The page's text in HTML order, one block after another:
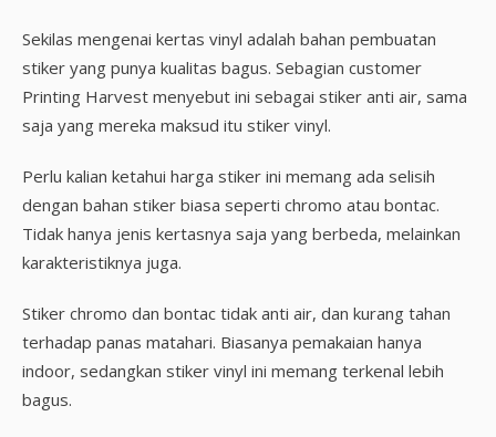
Sekilas mengenai kertas vinyl adalah bahan pembuatan
stiker yang punya kualitas bagus. Sebagian customer
Printing Harvest menyebut ini sebagai stiker anti air, sama
saja yang mereka maksud itu stiker vinyl.
Perlu kalian ketahui harga stiker ini memang ada selisih
dengan bahan stiker biasa seperti chromo atau bontac.
Tidak hanya jenis kertasnya saja yang berbeda, melainkan
karakteristiknya juga.
Stiker chromo dan bontac tidak anti air, dan kurang tahan
terhadap panas matahari. Biasanya pemakaian hanya
indoor, sedangkan stiker vinyl ini memang terkenal lebih
bagus.